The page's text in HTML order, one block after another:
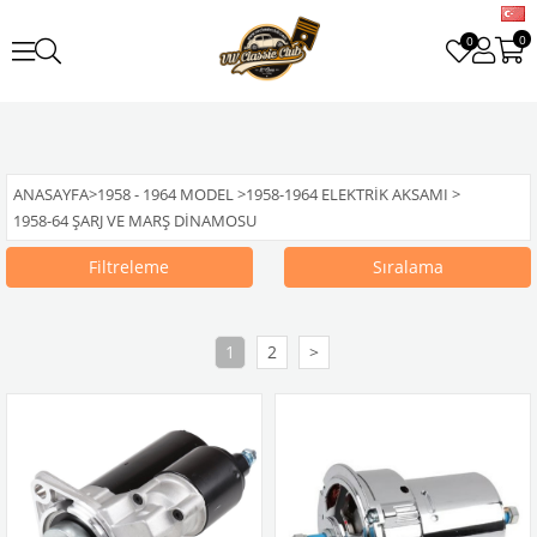
0 0
ANASAYFA>1958 - 1964 MODEL>1958-1964 ELEKTRIK AKSAMI >
1958-64 ŞARJ VE MARŞ DINAMOSU
Filtreleme Sıralama
1 2 >